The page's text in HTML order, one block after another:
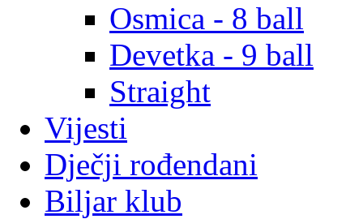
Osmica - 8 ball
Devetka - 9 ball
Straight
Vijesti
Dječji rođendani
Biljar klub